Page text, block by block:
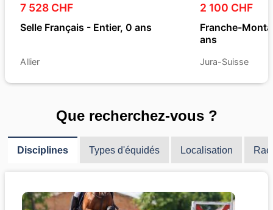
7 528 CHF
Selle Français - Entier, 0 ans
Allier
2 100 CHF
Franche-
ans
Jura-Suisse
Que recherchez-vous ?
Disciplines Types d'équidés Localisation